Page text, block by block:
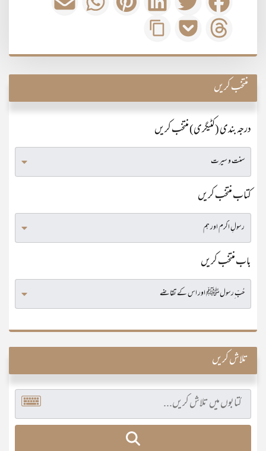
منتخب کریں
درجہ بندی (کٹیگری) منتخب کریں
کتاب منتخب کریں
باب منتخب کریں
تلاش کریں